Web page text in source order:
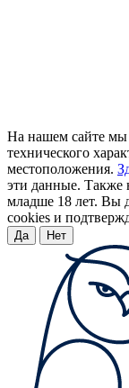
На нашем сайте мы
технического
местоположения.
эти данные. Также
младше 18 лет. Вы
cookies и
Да Нет